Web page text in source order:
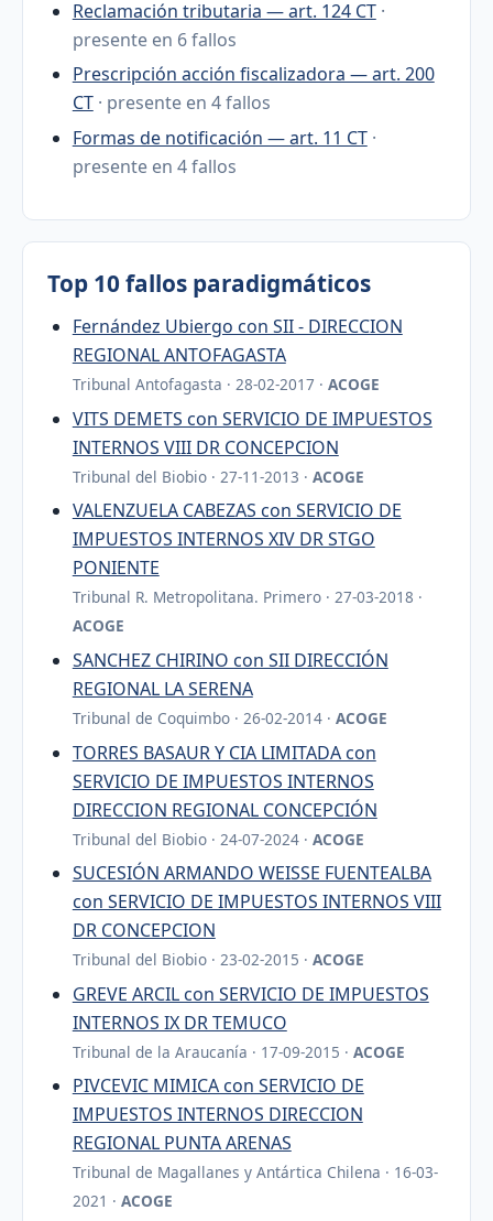
Reclamación tributaria — art. 124 CT ·
presente en 6 fallos
Prescripción acción fiscalizadora — art. 200
CT · presente en 4 fallos
Formas de notificación — art. 11 CT ·
presente en 4 fallos
Top 10 fallos paradigmáticos
Fernández Ubiergo con SII - DIRECCION
REGIONAL ANTOFAGASTA
Tribunal Antofagasta · 28-02-2017 · ACOGE
VITS DEMETS con SERVICIO DE IMPUESTOS
INTERNOS VIII DR CONCEPCION
Tribunal del Biobio · 27-11-2013 · ACOGE
VALENZUELA CABEZAS con SERVICIO DE
IMPUESTOS INTERNOS XIV DR STGO
PONIENTE
Tribunal R. Metropolitana. Primero · 27-03-2018 ·
ACOGE
SANCHEZ CHIRINO con SII DIRECCIÓN
REGIONAL LA SERENA
Tribunal de Coquimbo · 26-02-2014 · ACOGE
TORRES BASAUR Y CIA LIMITADA con
SERVICIO DE IMPUESTOS INTERNOS
DIRECCION REGIONAL CONCEPCIÓN
Tribunal del Biobio · 24-07-2024 · ACOGE
SUCESIÓN ARMANDO WEISSE FUENTEALBA
con SERVICIO DE IMPUESTOS INTERNOS VIII
DR CONCEPCION
Tribunal del Biobio · 23-02-2015 · ACOGE
GREVE ARCIL con SERVICIO DE IMPUESTOS
INTERNOS IX DR TEMUCO
Tribunal de la Araucanía · 17-09-2015 · ACOGE
PIVCEVIC MIMICA con SERVICIO DE
IMPUESTOS INTERNOS DIRECCION
REGIONAL PUNTA ARENAS
Tribunal de Magallanes y Antártica Chilena · 16-03-
2021 · ACOGE